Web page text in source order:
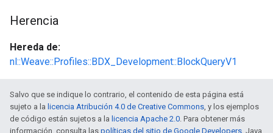
Herencia
Hereda de:
nl::Weave::Profiles::BDX_Development::BlockQueryV1
Salvo que se indique lo contrario, el contenido de esta página está
sujeto a la licencia Atribución 4.0 de Creative Commons, y los ejemplos
de código están sujetos a la licencia Apache 2.0. Para obtener más
información, consulta las políticas del sitio de Google Developers. Java